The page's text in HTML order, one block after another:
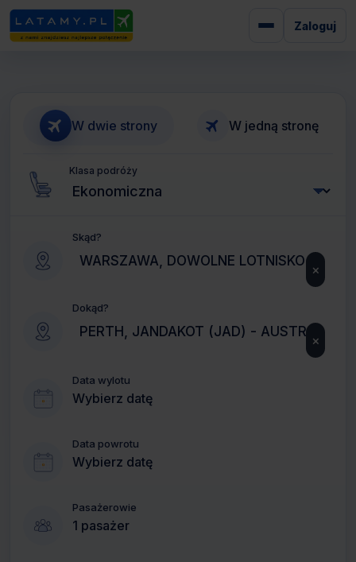
Zaloguj
W dwie strony W jedną stronę
Klasa podróży
Skąd?
×
Dokąd?
×
Data wylotu
Wybierz datę
Data powrotu
Wybierz datę
Pasażerowie
1 pasażer